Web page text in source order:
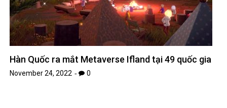
Hàn Quốc ra mắt Metaverse Ifland tại 49 quốc gia
November 24, 2022 0